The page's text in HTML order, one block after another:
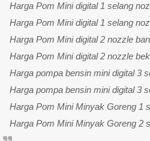
Harga Pom Mini digital 1 selang
Harga Pom Mini digital 1 selang
Harga Pom Mini digital 2 nozzle
Harga Pom Mini digital 2 nozzle
Harga pompa bensin mini digital 3
Harga pompa bensin mini digital 3
Harga Pom Mini Minyak Goreng 1
Harga Pom Mini Minyak Goreng 2